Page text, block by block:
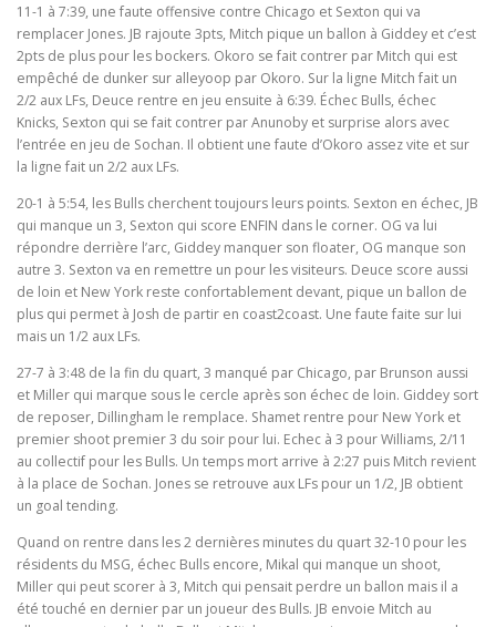
11-1 à 7:39, une faute offensive contre Chicago et Sexton qui va
remplacer Jones. JB rajoute 3pts, Mitch pique un ballon à Giddey et c’est
2pts de plus pour les bockers. Okoro se fait contrer par Mitch qui est
empêché de dunker sur alleyoop par Okoro. Sur la ligne Mitch fait un
2/2 aux LFs, Deuce rentre en jeu ensuite à 6:39. Échec Bulls, échec
Knicks, Sexton qui se fait contrer par Anunoby et surprise alors avec
l’entrée en jeu de Sochan. Il obtient une faute d’Okoro assez vite et sur
la ligne fait un 2/2 aux LFs.
20-1 à 5:54, les Bulls cherchent toujours leurs points. Sexton en échec, JB
qui manque un 3, Sexton qui score ENFIN dans le corner. OG va lui
répondre derrière l’arc, Giddey manquer son floater, OG manque son
autre 3. Sexton va en remettre un pour les visiteurs. Deuce score aussi
de loin et New York reste confortablement devant, pique un ballon de
plus qui permet à Josh de partir en coast2coast. Une faute faite sur lui
mais un 1/2 aux LFs.
27-7 à 3:48 de la fin du quart, 3 manqué par Chicago, par Brunson aussi
et Miller qui marque sous le cercle après son échec de loin. Giddey sort
de reposer, Dillingham le remplace. Shamet rentre pour New York et
premier shoot premier 3 du soir pour lui. Echec à 3 pour Williams, 2/11
au collectif pour les Bulls. Un temps mort arrive à 2:27 puis Mitch revient
à la place de Sochan. Jones se retrouve aux LFs pour un 1/2, JB obtient
un goal tending.
Quand on rentre dans les 2 dernières minutes du quart 32-10 pour les
résidents du MSG, échec Bulls encore, Mikal qui manque un shoot,
Miller qui peut scorer à 3, Mitch qui pensait perdre un ballon mais il a
été touché en dernier par un joueur des Bulls. JB envoie Mitch au